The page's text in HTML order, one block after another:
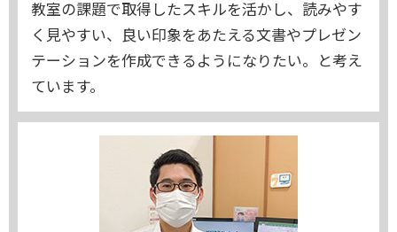
教室の課題で取得したスキルを活かし、読みやす
く見やすい、良い印象をあたえる文書やプレゼン
テーションを作成できるようになりたい。と考え
ています。